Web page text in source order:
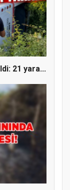
21 yara...